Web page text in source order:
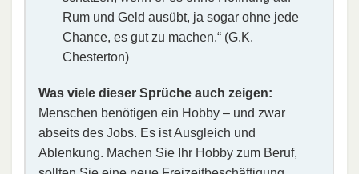
Rum und Geld ausübt, ja sogar ohne jede
Chance, es gut zu machen.“ (G.K.
Chesterton)
Was viele dieser Sprüche auch zeigen:
Menschen benötigen ein Hobby – und zwar
abseits des Jobs. Es ist Ausgleich und
Ablenkung. Machen Sie Ihr Hobby zum Beruf,